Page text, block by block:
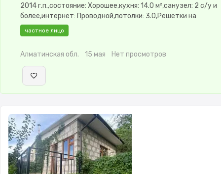
2014 г.п.,состояние: Хорошее,кухня: 14.0 м²,санузел: 2 с/у и
более,интернет: Проводной,потолки: 3.0,Решетки на
частное лицо
Алматинская обл. 15 мая Нет просмотров